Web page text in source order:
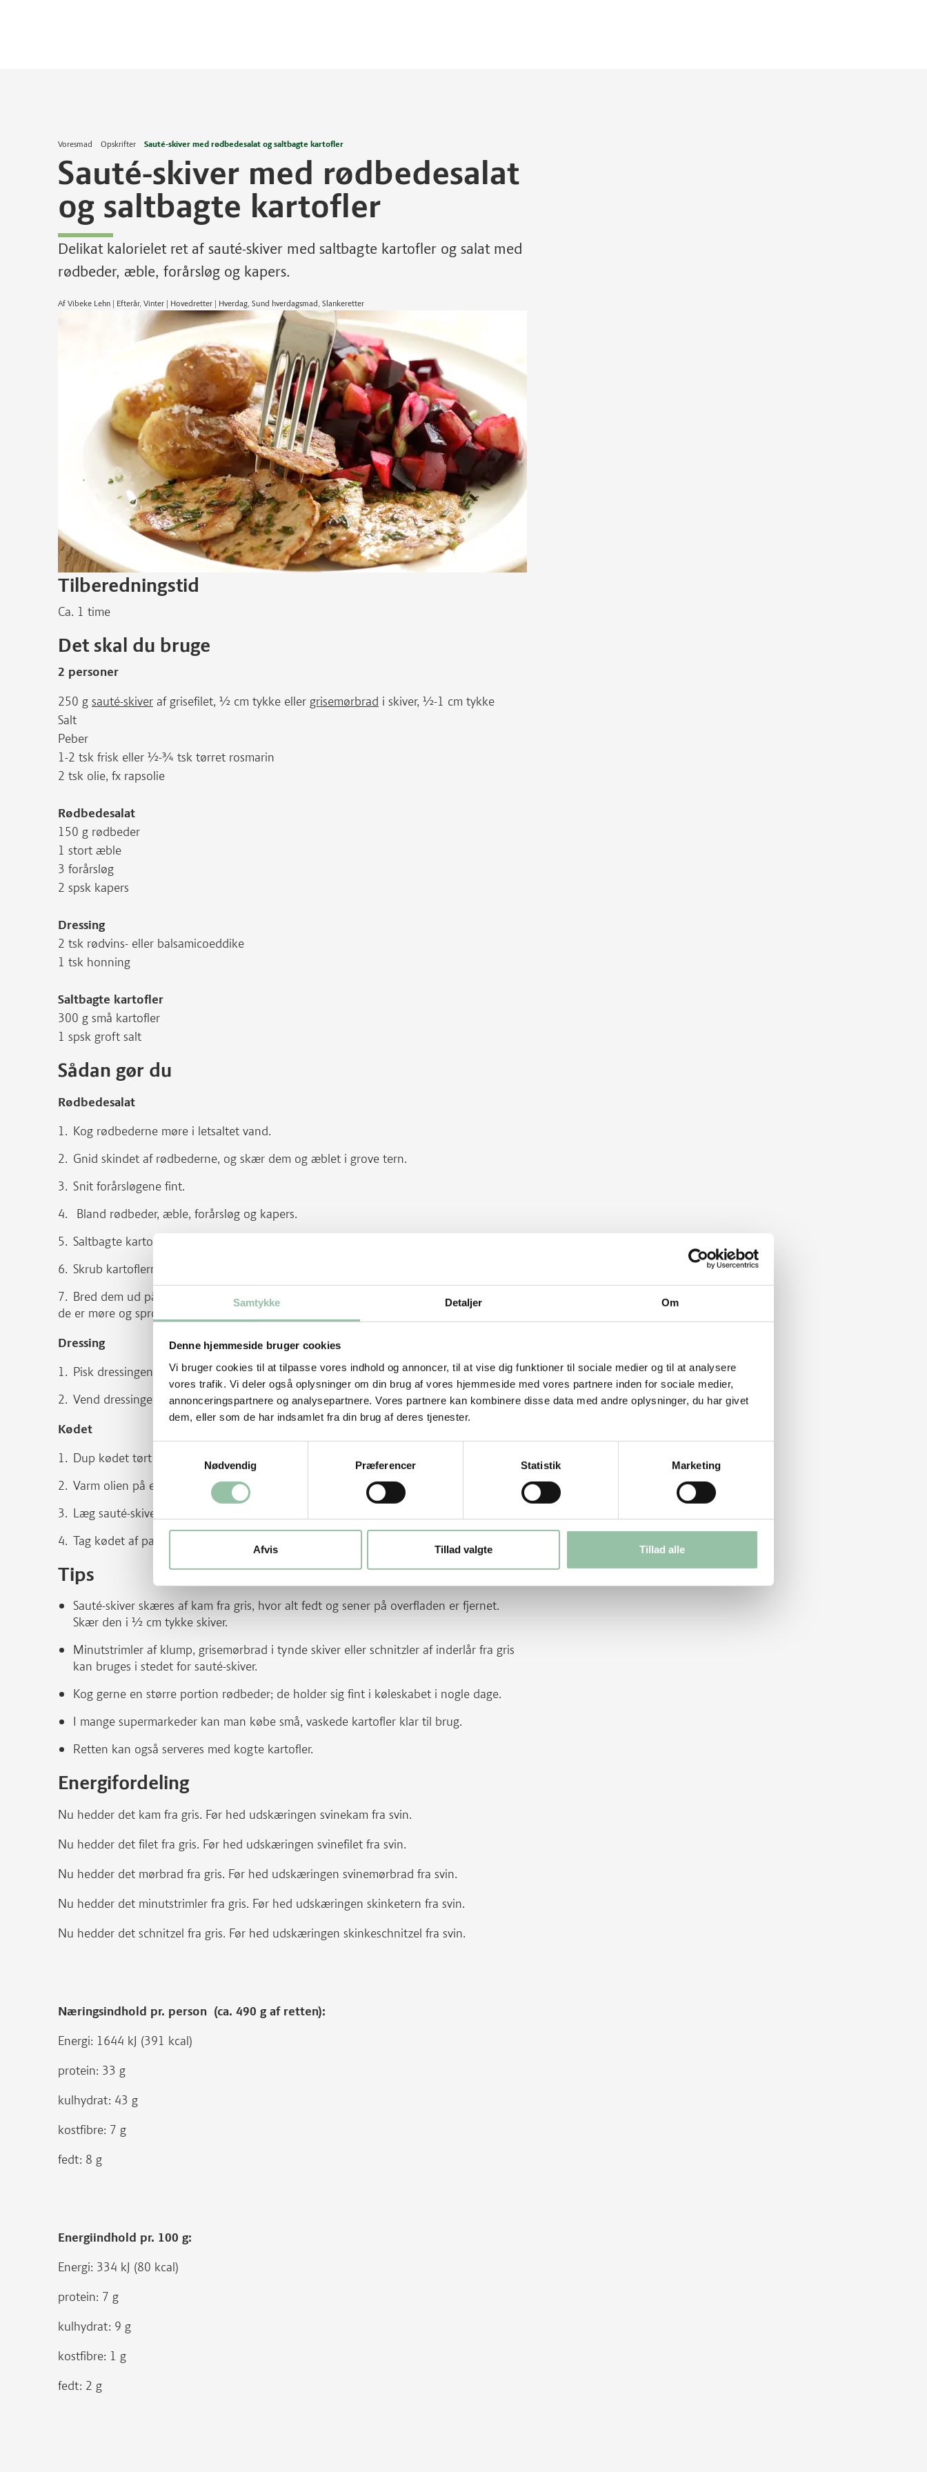
Samtykke Detaljer Om
Denne hjemmeside bruger cookies
Vi bruger cookies til at tilpasse vores indhold og annoncer, til at vise dig funktioner til sociale medier og til at analysere
vores trafik. Vi deler også oplysninger om din brug af vores hjemmeside med vores partnere inden for sociale medier,
annonceringspartnere og analysepartnere. Vores partnere kan kombinere disse data med andre oplysninger, du har givet
dem, eller som de har indsamlet fra din brug af deres tjenester.
Nødvendig
Præferencer Statistik Marketing
Afvis Tillad valgte Tillad alle
Voresmad Opskrifter Sauté-skiver med rødbedesalat og saltbagte kartofler
Sauté-skiver med rødbedesalat
og saltbagte kartofler
Delikat kalorielet ret af sauté-skiver med saltbagte kartofler og salat med
rødbeder, æble, forårsløg og kapers.
Af Vibeke Lehn | Efterår, Vinter | Hovedretter | Hverdag, Sund hverdagsmad, Slankeretter
Tilberedningstid
Ca. 1 time
Det skal du bruge
2 personer
250 g sauté-skiver af grisefilet, ½ cm tykke eller grisemørbrad i skiver, ½-1 cm tykke
Salt
Peber
1-2 tsk frisk eller ½-¾ tsk tørret rosmarin
2 tsk olie, fx rapsolie
Rødbedesalat
150 g rødbeder
1 stort æble
3 forårsløg
2 spsk kapers
Dressing
2 tsk rødvins- eller balsamicoeddike
1 tsk honning
Saltbagte kartofler
300 g små kartofler
1 spsk groft salt
Sådan gør du
Rødbedesalat
Kog rødbederne møre i letsaltet vand.
Gnid skindet af rødbederne, og skær dem og æblet i grove tern.
Snit forårsløgene fint.
Bland rødbeder, æble, forårsløg og kapers.
Saltbagte kartofler
Skrub kartoflerne og vend dem i salt.
Bred dem ud på en bageplade med bagepapir og bag dem i ovnen ved 225 grader, til
de er møre og sprøde, ca. 20 minutter.
Dressing
Pisk dressingen sammen og smag den til med salt og peber.
Vend dressingen i salaten.
Kødet
Dup kødet tørt med køkkenrulle. Krydr med salt, peber og fintskåret rosmarin.
Varm olien på en pande ved kraftig varme.
Læg sauté-skiverne på panden, vend dem straks.
Tag kødet af panden.
Tips
Sauté-skiver skæres af kam fra gris, hvor alt fedt og sener på overfladen er fjernet.
Skær den i ½ cm tykke skiver.
Minutstrimler af klump, grisemørbrad i tynde skiver eller schnitzler af inderlår fra gris
kan bruges i stedet for sauté-skiver.
Kog gerne en større portion rødbeder; de holder sig fint i køleskabet i nogle dage.
I mange supermarkeder kan man købe små, vaskede kartofler klar til brug.
Retten kan også serveres med kogte kartofler.
Energifordeling
Nu hedder det kam fra gris. Før hed udskæringen svinekam fra svin.
Nu hedder det filet fra gris. Før hed udskæringen svinefilet fra svin.
Nu hedder det mørbrad fra gris. Før hed udskæringen svinemørbrad fra svin.
Nu hedder det minutstrimler fra gris. Før hed udskæringen skinketern fra svin.
Nu hedder det schnitzel fra gris. Før hed udskæringen skinkeschnitzel fra svin.
Næringsindhold pr. person (ca. 490 g af retten):
Energi: 1644 kJ (391 kcal)
protein: 33 g
kulhydrat: 43 g
kostfibre: 7 g
fedt: 8 g
Energiindhold pr. 100 g:
Energi: 334 kJ (80 kcal)
protein: 7 g
kulhydrat: 9 g
kostfibre: 1 g
fedt: 2 g